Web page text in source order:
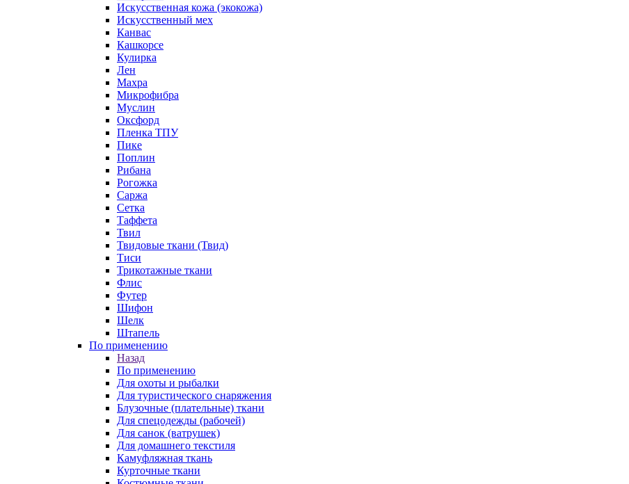
Искусственная кожа (экокожа)
Искусственный мех
Канвас
Кашкорсе
Кулирка
Лен
Махра
Микрофибра
Муслин
Оксфорд
Пленка ТПУ
Пике
Поплин
Рибана
Рогожка
Саржа
Сетка
Таффета
Твил
Твидовые ткани (Твид)
Тиси
Трикотажные ткани
Флис
Футер
Шифон
Шелк
Штапель
По применению
Назад
По применению
Для охоты и рыбалки
Для туристического снаряжения
Блузочные (плательные) ткани
Для спецодежды (рабочей)
Для санок (ватрушек)
Для домашнего текстиля
Камуфляжная ткань
Курточные ткани